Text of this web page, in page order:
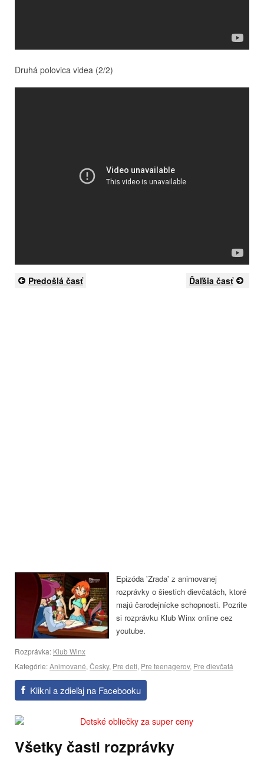
Druhá polovica videa (2/2)
Predošlá časť Ďaľšia časť
Epizóda 'Zrada' z animovanej
rozprávky o šiestich dievčatách, ktoré
majú čarodejnícke schopnosti. Pozrite
si rozprávku Klub Winx online cez
youtube.
Rozprávka: Klub Winx
Kategórie:Animované, Česky, Pre deti, Pre teenagerov, Pre dievčatá
Klikni a zdieľaj na Facebooku
Všetky časti rozprávky